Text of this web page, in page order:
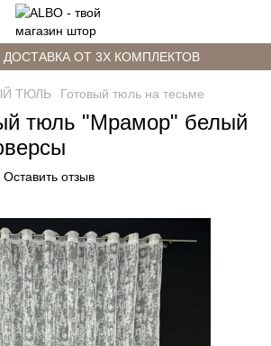
ДОСТАВКА ОТ 3Х КОМПЛЕКТОВ
ТЮЛЬ Готовый тюль на тесьме
тюль "Мрамор" белый
Оставить отзыв